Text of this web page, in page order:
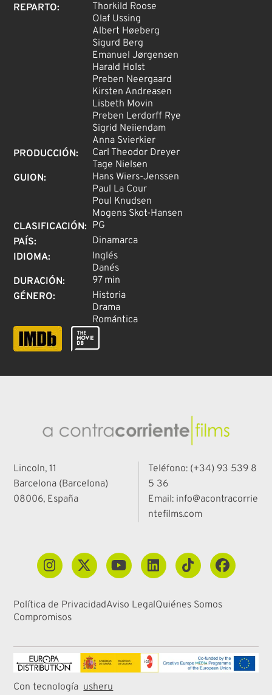
REPARTO:
Thorkild Roose
Olaf Ussing
Albert Høeberg
Sigurd Berg
Emanuel Jørgensen
Harald Holst
Preben Neergaard
Kirsten Andreasen
Lisbeth Movin
Preben Lerdorff Rye
Sigrid Neiiendam
Anna Svierkier
PRODUCCIÓN:
Carl Theodor Dreyer
Tage Nielsen
GUION:
Hans Wiers-Jenssen
Paul La Cour
Poul Knudsen
Mogens Skot-Hansen
CLASIFICACIÓN: PG
PAÍS:
Dinamarca
IDIOMA:
Inglés
Danés
DURACIÓN:
97 min
GÉNERO:
Historia
Drama
Romántica
Lincoln, 11
Barcelona (Barcelona)
08006, España
Teléfono: (+34) 93 539 8
5 36
Email: info@acontracorrie
ntefilms.com
Política de PrivacidadAviso LegalQuiénes Somos
Compromisos
Con tecnología usheru